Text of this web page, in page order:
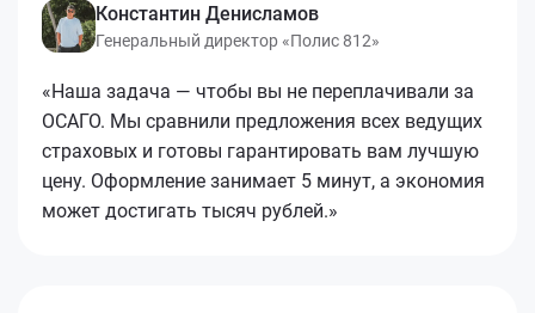
Константин Денисламов
Генеральный директор «Полис 812»
«Наша задача — чтобы вы не переплачивали за
ОСАГО. Мы сравнили предложения всех ведущих
страховых и готовы гарантировать вам лучшую
цену. Оформление занимает 5 минут, а экономия
может достигать тысяч рублей.»